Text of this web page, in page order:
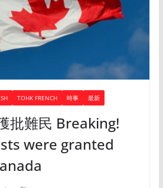
TOHK FRENCH 時事 最新
批難民 Breaking!
were granted